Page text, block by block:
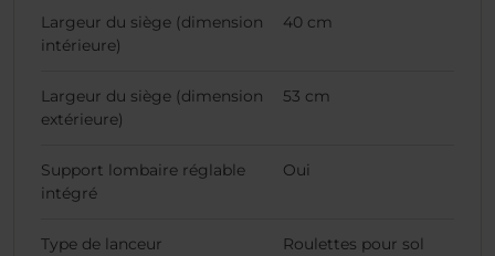
Largeur du siège (dimension
intérieure)
40 cm
Largeur du siège (dimension
extérieure)
53 cm
Support lombaire réglable
intégré
Oui
Type de lanceur
Roulettes pour sol